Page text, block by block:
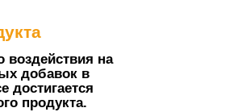
воздействия на
добавок в
достигается
продукта.